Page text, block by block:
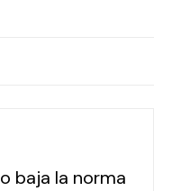
baja la norma